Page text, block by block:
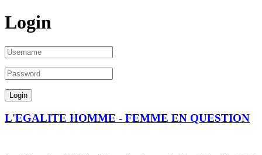
Login
L'EGALITE HOMME - FEMME EN QUESTION